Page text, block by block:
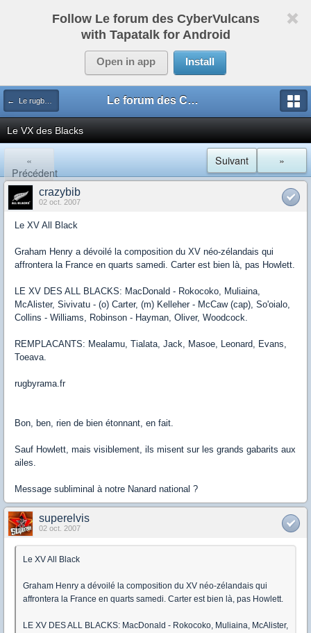
Follow Le forum des CyberVulcans
with Tapatalk for Android
Open in app Install
← Le rugby international Le forum des CyberVulcans
Le VX des Blacks
«
Précédent
»
Suivant
crazybib
02 oct. 2007
Le XV All Black
Graham Henry a dévoilé la composition du XV néo-zélandais qui
affrontera la France en quarts samedi. Carter est bien là, pas Howlett.
LE XV DES ALL BLACKS: MacDonald - Rokocoko, Muliaina,
McAlister, Sivivatu - (o) Carter, (m) Kelleher - McCaw (cap), So'oialo,
Collins - Williams, Robinson - Hayman, Oliver, Woodcock.
REMPLACANTS: Mealamu, Tialata, Jack, Masoe, Leonard, Evans,
Toeava.
rugbyrama.fr
Bon, ben, rien de bien étonnant, en fait.
Sauf Howlett, mais visiblement, ils misent sur les grands gabarits aux
ailes.
Message subliminal à notre Nanard national ?
superelvis
02 oct. 2007
Le XV All Black
Graham Henry a dévoilé la composition du XV néo-zélandais qui
affrontera la France en quarts samedi. Carter est bien là, pas Howlett.
LE XV DES ALL BLACKS: MacDonald - Rokocoko, Muliaina, McAlister,